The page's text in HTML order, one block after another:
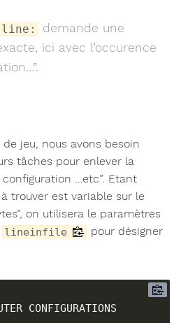
line:
demande une
ici avec l’occurence
jeu, nous avons besoin
tâches pour enlever la
…etc”. Etant
trouver est variable sur le
on utilisera le paramètres
lineinfile
pour désigner
CONFIGURATIONS